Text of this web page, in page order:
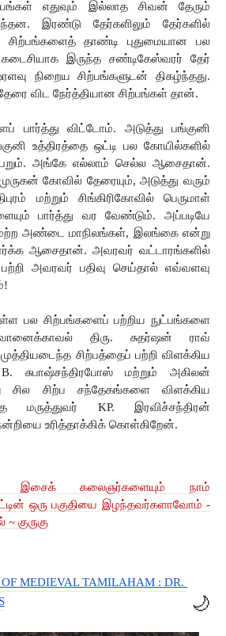
எதுவும் இல்லாத சிவன் தேரும்
இரண்டு தேர்களிலும் தேர்களில்
சிற்பங்களைத் தாண்டி புதுமையான பல
இருந்த சண்டிகேஸ்வரர் தேர்
நிறைய சிற்பங்களுடன் திகழ்ந்தது.
விட நேர்த்தியான சிற்பங்கள் தான்.
பார்த்து விட்டோம். அடுத்து பங்குனி
உத்திரத்தை ஒட்டி பல கோயில்களில்
அங்கே எல்லாம் செல்ல ஆசைதான்.
கோவில் தேரையும், அடுத்து வரும்
மற்றும் சிங்கிரிகோவில் பெருமாள்
பார்த்து வர வேண்டும். அப்படியே
மற்ற அண்டை மாநிலங்கள், இலங்கை என்று
ஆசைதான். அவரவர் வட்டாரங்களில்
அவரவர் பதிவு செய்தால் எவ்வளவு
பல சிற்பங்களைப் பற்றிய நுட்பங்களை
திரு. சுதர்ஷன் ராவ்
சிற்பத்தைப் பற்றி விளக்கிய
B. சுபாஷ்சந்திரபோஸ் மற்றும் அகிலன்
சில சிற்ப சந்தேகங்களை விளக்கிய
KP. இரவிச்சந்திரன்
உரித்தாக்கிக் கொள்கிறேன்.
இசைக் கலைஞர்களையும் நாம்
ஒரு பகுதியை இழந்தவர்களாவோம் -
குருகு
OF MEDIEVAL TAMILAHAM : DR.
🌙